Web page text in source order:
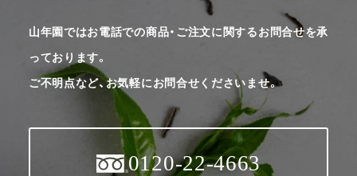
山年園ではお電話での商品・ご注文に関するお問合せを承
っております。
ご不明点など、お気軽にお問合せくださいませ。
0120-22-4663